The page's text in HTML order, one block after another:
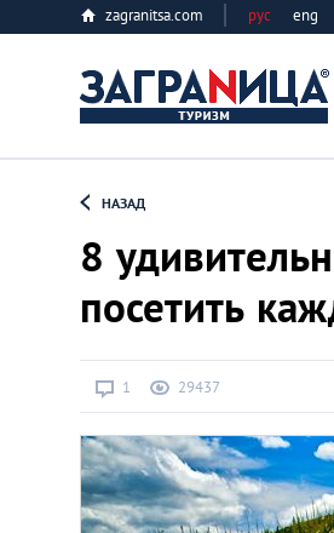
zagranitsa.com рус eng
Алматы
Афины
НАЗАД
8
посетить
1 29437